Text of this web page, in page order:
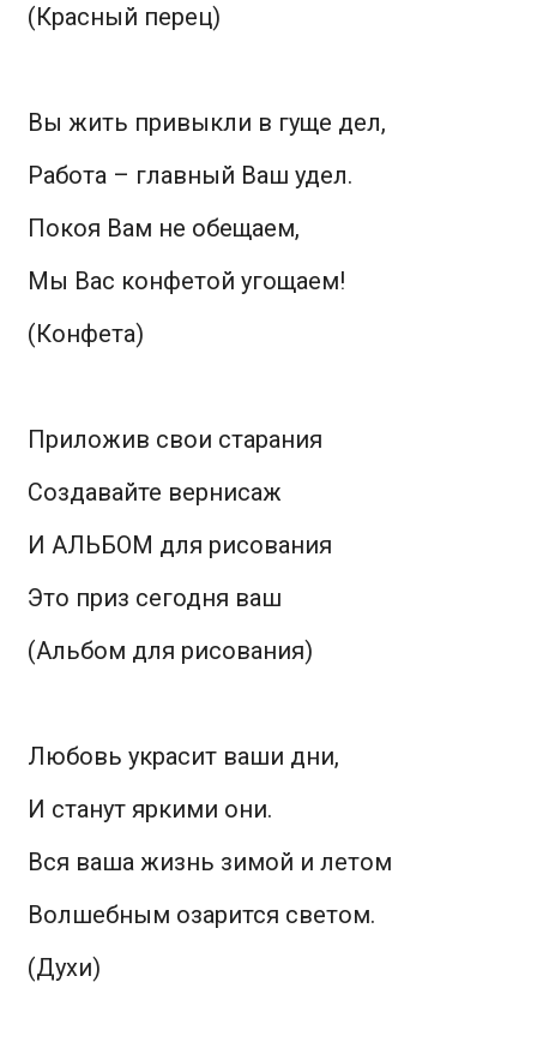
(Красный перец)
Вы жить привыкли в гуще дел,
Работа – главный Ваш удел.
Покоя Вам не обещаем,
Мы Вас конфетой угощаем!
(Конфета)
Приложив свои старания
Создавайте вернисаж
И АЛЬБОМ для рисования
Это приз сегодня ваш
(Альбом для рисования)
Любовь украсит ваши дни,
И станут яркими они.
Вся ваша жизнь зимой и летом
Волшебным озарится светом.
(Духи)